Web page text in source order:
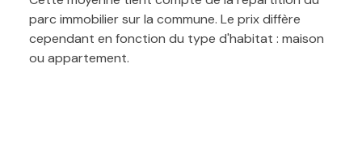
parc immobilier sur la commune. Le prix diffère
cependant en fonction du type d'habitat : maison
ou appartement.